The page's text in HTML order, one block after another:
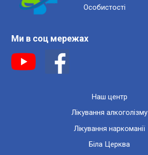
Особистості
Ми в соц мережах
Наш центр
Лікування алкоголізму
Лікування наркоманії
Біла Церква